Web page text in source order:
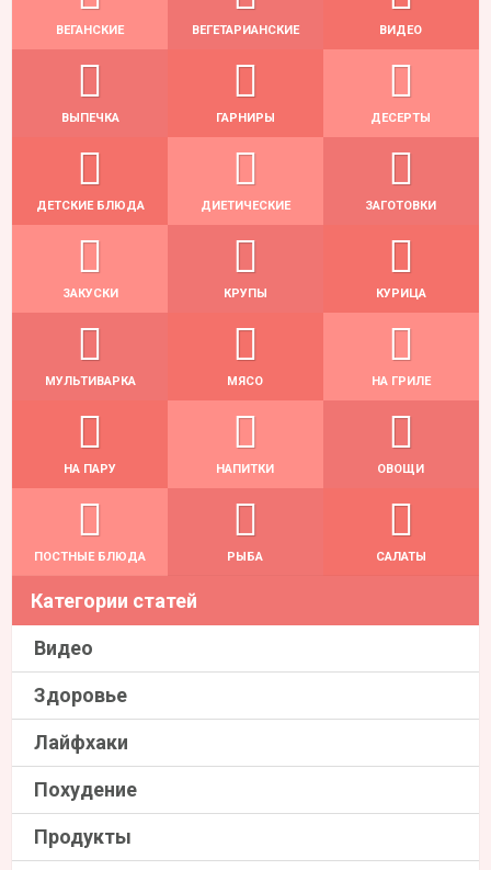
ВЕГАНСКИЕ ВЕГЕТАРИАНСКИЕ ВИДЕО
ВЫПЕЧКА ГАРНИРЫ ДЕСЕРТЫ
ДЕТСКИЕ БЛЮДА ДИЕТИЧЕСКИЕ ЗАГОТОВКИ
ЗАКУСКИ КРУПЫ КУРИЦА
МУЛЬТИВАРКА МЯСО НА ГРИЛЕ
НА ПАРУ НАПИТКИ ОВОЩИ
ПОСТНЫЕ БЛЮДА РЫБА САЛАТЫ
Категории статей
Видео
Здоровье
Лайфхаки
Похудение
Продукты